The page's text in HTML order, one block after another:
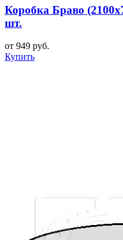
Коробка Браво
шт.
от 949 руб.
Купить